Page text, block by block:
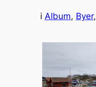
i Album, Byer,